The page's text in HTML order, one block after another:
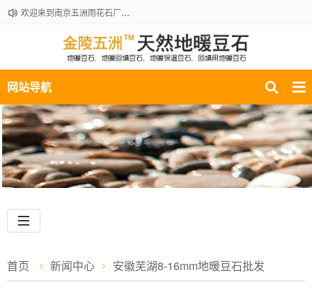
欢迎来到南京五洲雨花石厂地暖豆石销售部！咨询热线：18061210301
网站导航
首页 新闻中心 安徽芜湖8-16mm地暖豆石批发